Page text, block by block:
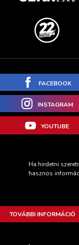
FACEBOOK
INSTAGRAM
YOUTUBE
Ha hirdetni
hasznos
TOVÁBBI INFORMÁCIÓ